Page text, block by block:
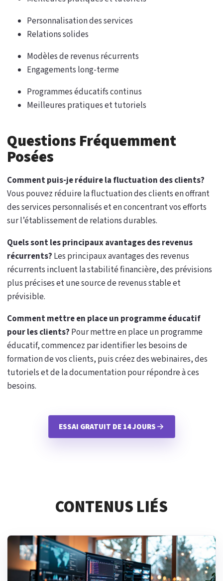
Personnalisation des services
Relations solides
Modèles de revenus récurrents
Engagements long-terme
Programmes éducatifs continus
Meilleures pratiques et tutoriels
Questions Fréquemment
Posées
Comment puis-je réduire la fluctuation des clients?
Vous pouvez réduire la fluctuation des clients en offrant
des services personnalisés et en concentrant vos efforts
sur l’établissement de relations durables.
Quels sont les principaux avantages des revenus
récurrents? Les principaux avantages des revenus
récurrents incluent la stabilité financière, des prévisions
plus précises et une source de revenus stable et
prévisible.
Comment mettre en place un programme éducatif
pour les clients? Pour mettre en place un programme
éducatif, commencez par identifier les besoins de
formation de vos clients, puis créez des webinaires, des
tutoriels et de la documentation pour répondre à ces
besoins.
ESSAI GRATUIT DE 14 JOURS
CONTENUS LIÉS